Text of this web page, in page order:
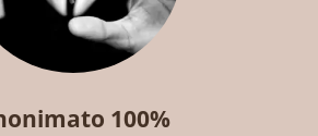
100%